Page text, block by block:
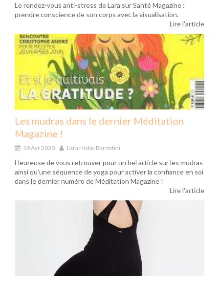
Le rendez-vous anti-stress de Lara sur Santé Magazine :
prendre conscience de son corps avec la visualisation.
Lire l'article
Les mudras dans le dernier Méditation
Magazine !
19 Avr 2020 Lara Histel Barontini
Heureuse de vous retrouver pour un bel article sur les mudras
ainsi qu'une séquence de yoga pour activer la confiance en soi
dans le dernier numéro de Méditation Magazine !
Lire l'article